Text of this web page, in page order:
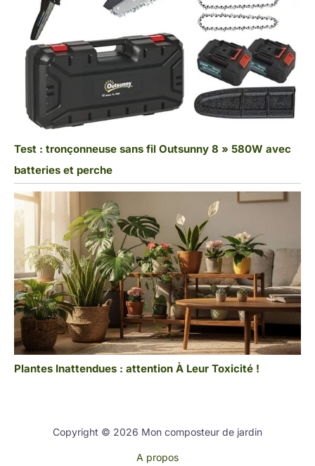
Test : tronçonneuse sans fil Outsunny 8 » 580W avec
batteries et perche
Plantes Inattendues : attention À Leur Toxicité !
Copyright © 2026 Mon composteur de jardin
A propos